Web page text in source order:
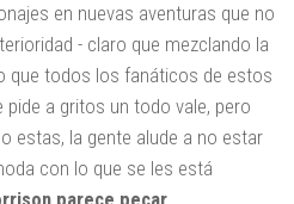
en nuevas aventuras que no
- claro que mezclando la
que todos los fanáticos de estos
a gritos un todo vale, pero
estas, la gente alude a no estar
con lo que se les está